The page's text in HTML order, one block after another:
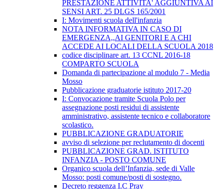
PRESTAZIONE ATTIVITA' AGGIUNTIVA AI
SENSI ART. 25 DLGS 165/2001
I: Movimenti scuola dell'infanzia
NOTA INFORMATIVA IN CASO DI
EMERGENZA,,AI GENITORI E A CHI
ACCEDE AI LOCALI DELLA SCUOLA 2018
codice disciplinare art. 13 CCNL 2016-18
COMPARTO SCUOLA
Domanda di partecipazione al modulo 7 - Media
Mosso
Pubblicazione graduatorie istituto 2017-20
I: Convocazione tramite Scuola Polo per
assegnazione posti residui di assistente
amministrativo, assistente tecnico e collaboratore
scolastico.
PUBBLICAZIONE GRADUATORIE
avviso di selezione per reclutamento di docenti
PUBBLICAZIONE GRAD. ISTITUTO
INFANZIA - POSTO COMUNE
Organico scuola dell’Infanzia, sede di Valle
Mosso: posti comune/posti di sostegno.
Decreto reggenza I.C Pray